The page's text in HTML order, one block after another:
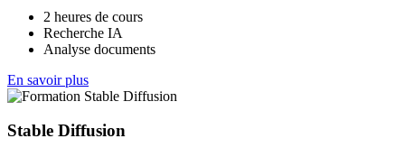
2 heures de cours
Recherche IA
Analyse documents
En savoir plus
Stable Diffusion